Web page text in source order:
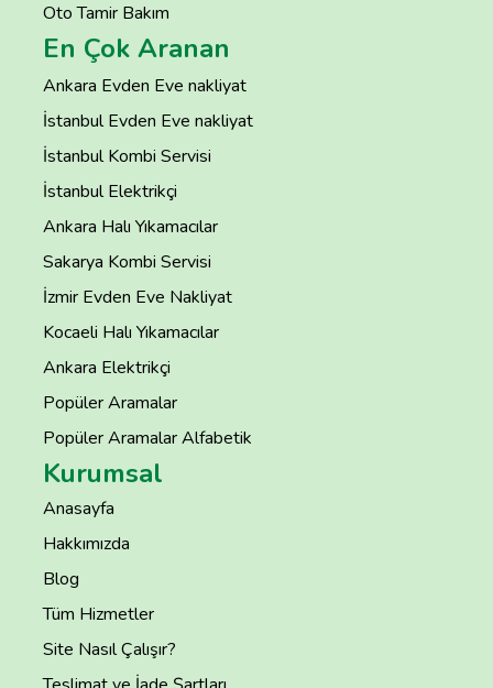
Oto Tamir Bakım
En Çok Aranan
Ankara Evden Eve nakliyat
İstanbul Evden Eve nakliyat
İstanbul Kombi Servisi
İstanbul Elektrikçi
Ankara Halı Yıkamacılar
Sakarya Kombi Servisi
İzmir Evden Eve Nakliyat
Kocaeli Halı Yıkamacılar
Ankara Elektrikçi
Popüler Aramalar
Popüler Aramalar Alfabetik
Kurumsal
Anasayfa
Hakkımızda
Blog
Tüm Hizmetler
Site Nasıl Çalışır?